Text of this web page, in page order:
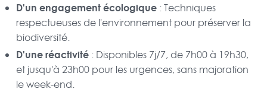
D'un engagement écologique : Techniques
respectueuses de l'environnement pour préserver la
biodiversité.
D'une réactivité : Disponibles 7j/7, de 7h00 à 19h30,
et jusqu'à 23h00 pour les urgences, sans majoration
le week-end.